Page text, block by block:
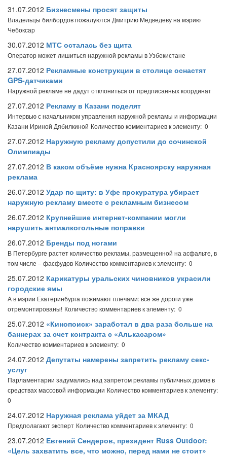
31.07.2012 Бизнесмены просят защиты
Владельцы билбордов пожалуются Дмитрию Медведеву на мэрию
Чебоксар
30.07.2012 МТС осталась без щита
Оператор может лишиться наружной рекламы в Узбекистане
27.07.2012 Рекламные конструкции в столице оснастят
GPS-датчиками
Наружной рекламе не дадут отклониться от предписанных координат
27.07.2012 Рекламу в Казани поделят
Интервью с начальником управления наружной рекламы и информации
Казани Ириной Дябилкиной Количество комментариев к элементу: 0
27.07.2012 Наружную рекламу допустили до сочинской
Олимпиады
27.07.2012 В каком объёме нужна Красноярску наружная
реклама
26.07.2012 Удар по щиту: в Уфе прокуратура убирает
наружную рекламу вместе с рекламным бизнесом
26.07.2012 Крупнейшие интернет-компании могли
нарушить антиалкогольные поправки
26.07.2012 Бренды под ногами
В Петербурге растет количество рекламы, размещенной на асфальте, в
том числе – фасфудов Количество комментариев к элементу: 0
25.07.2012 Карикатуры уральских чиновников украсили
городские ямы
А в мэрии Екатеринбурга пожимают плечами: все же дороги уже
отремонтированы! Количество комментариев к элементу: 0
25.07.2012 «Кинопоиск» заработал в два раза больше на
баннерах за счет контракта с «Алькасаром»
Количество комментариев к элементу: 0
24.07.2012 Депутаты намерены запретить рекламу секс-
услуг
Парламентарии задумались над запретом рекламы публичных домов в
средствах массовой информации Количество комментариев к элементу:
0
24.07.2012 Наружная реклама уйдет за МКАД
Предполагают эксперт Количество комментариев к элементу: 0
23.07.2012 Евгений Сендеров, президент Russ Outdoor:
«Цель захватить все, что можно, перед нами не стоит»